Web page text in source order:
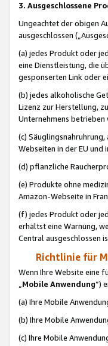
3. Ausgeschlossene
Ungeachtet der obigen
ausgeschlossen
(a) jedes Produkt oder
eine Dienstleistung, die
gesponserten Link oder
(b) jedes alkoholische
Lizenz zur Herstellung,
Unternehmens betrieben
(c)
Webseiten in der EU
(d) pflanzliche
(e) Produkte ohne
Amazon-Webseite in
(f) jedes Produkt oder
erhältst eine Warnung,
Central ausgeschlossen
Richtlinie für
Wenn Ihre Website eine
„Mobile Anwendung“)
(a) Ihre Mobile
(b) Ihre Mobile
(c) Ihre Mobile